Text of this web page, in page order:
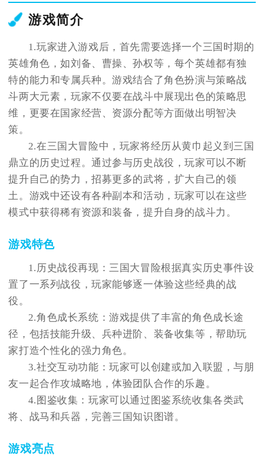
游戏简介
1.玩家进入游戏后，首先需要选择一个三国时期的
英雄角色，如刘备、曹操、孙权等，每个英雄都有独
特的能力和专属兵种。游戏结合了角色扮演与策略战
斗两大元素，玩家不仅要在战斗中展现出色的策略思
维，更要在国家经营、资源分配等方面做出明智决
策。
2.在三国大冒险中，玩家将经历从黄巾起义到三国
鼎立的历史过程。通过参与历史战役，玩家可以不断
提升自己的势力，招募更多的武将，扩大自己的领
土。游戏中还设有各种副本和活动，玩家可以在这些
模式中获得稀有资源和装备，提升自身的战斗力。
游戏特色
1.历史战役再现：三国大冒险根据真实历史事件设
置了一系列战役，玩家能够逐一体验这些经典的战
役。
2.角色成长系统：游戏提供了丰富的角色成长途
径，包括技能升级、兵种进阶、装备收集等，帮助玩
家打造个性化的强力角色。
3.社交互动功能：玩家可以创建或加入联盟，与朋
友一起合作攻城略地，体验团队合作的乐趣。
4.图鉴收集：玩家可以通过图鉴系统收集各类武
将、战马和兵器，完善三国知识图谱。
游戏亮点